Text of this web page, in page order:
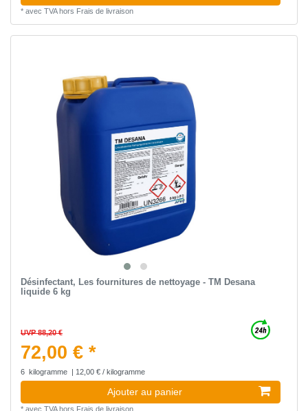
* avec TVAhors Frais de livraison
Désinfectant, Les fournitures de nettoyage - TM Desana
liquide 6 kg
UVP 88,20 €
72,00 € *
6 kilogramme | 12,00 € / kilogramme
Ajouter au panier
* avec TVAhors Frais de livraison